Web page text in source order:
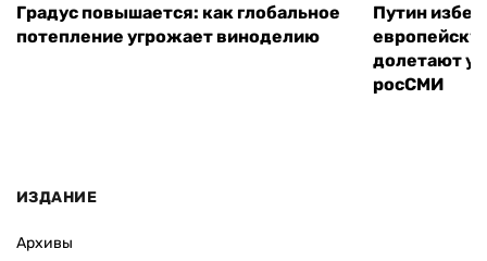
Градус повышается: как глобальное
потепление угрожает виноделию
Путин
долетают
росСМИ
ИЗДАНИЕ
Архивы